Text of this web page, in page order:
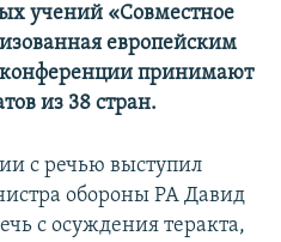
учений «Совместное
европейским
принимают
из 38 стран.
с речью выступил
обороны РА Давид
с осуждения теракта,